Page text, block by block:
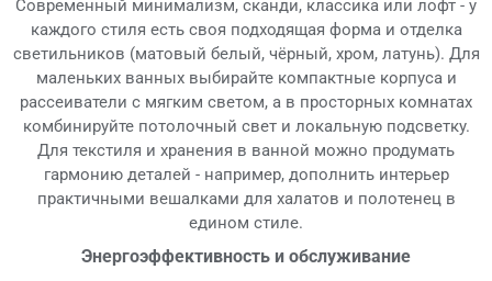
Современный минимализм, сканди, классика или лофт - у
каждого стиля есть своя подходящая форма и отделка
светильников (матовый белый, чёрный, хром, латунь). Для
маленьких ванных выбирайте компактные корпуса и
рассеиватели с мягким светом, а в просторных комнатах
комбинируйте потолочный свет и локальную подсветку.
Для текстиля и хранения в ванной можно продумать
гармонию деталей - например, дополнить интерьер
практичными вешалками для халатов и полотенец в
едином стиле.
Энергоэффективность и обслуживание